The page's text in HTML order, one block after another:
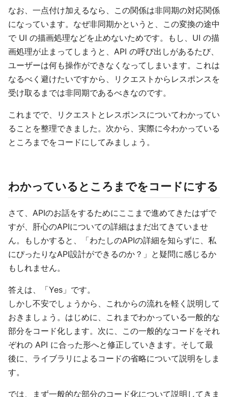
なお、一点付け加えるなら、この関係は非同期の対応関係
になっています。なぜ非同期かというと、この変換の途中
で UI の描画処理などを止めないためです。もし、UI の描
画処理が止まってしまうと、API の呼び出しがあるたび、
ユーザーは何も操作ができなくなってしまいます。これは
なるべく避けたいですから、リクエストからレスポンスを
受け取るまでは非同期であるべきなのです。
これまでで、リクエストとレスポンスについてわかってい
ることを整理できました。次から、実際に今わかっている
ところまでをコードにしてみましょう。
わかっているところまでをコードにする
さて、APIのお話をするためにここまで進めてきたはずで
すが、肝心のAPIについての詳細はまだ出てきていませ
ん。もしかすると、「わたしのAPIの詳細を知らずに、私
にぴったりなAPI設計ができるのか？」と疑問に感じるか
もしれません。
答えは、「Yes」です。
しかし不安でしょうから、これからの流れを軽く説明して
おきましょう。はじめに、これまでわかっている一般的な
部分をコード化します。次に、この一般的なコードをそれ
ぞれの API に合った形へと修正していきます。そして最
後に、ライブラリによるコードの省略について説明をしま
す。
では、まず一般的な部分のコード化について説明してきま